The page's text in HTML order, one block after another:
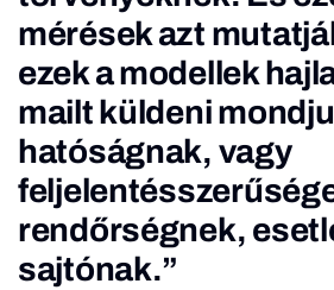
mérések azt
ezek a modellek
mailt küldeni
hatóságnak, vagy
rendőrségnek,
sajtónak.”